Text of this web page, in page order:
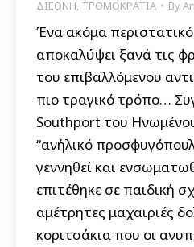
ΔΙΕΘΝΗ ΤΡΟΜΟΚΡΑΤΙΑ By
Ένα ακόμα
αποκαλύψει ξανά τις
του επιβαλλόμενου
πιο τραγικό τρόπο…
Southport του
“ανήλικό
γεννηθεί και
επιτέθηκε σε παιδική
αμέτρητες μαχαιριές
κοριτσάκια που οι